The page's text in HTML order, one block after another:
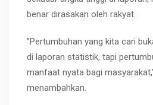
benar dirasakan oleh rakyat.
”Pertumbuhan yang kita cari
di laporan statistik, tapi
manfaat nyata bagi
menambahkan.